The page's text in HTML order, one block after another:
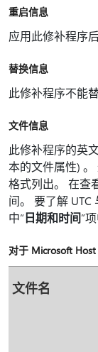
重启信息
应用此修补程序
替换信息
此修补程序不能
文件信息
此修补程序的英
本的文件属性) 。
格式列出。 在查
间。 要了解 UTC
中“日期和时间”
对于 Microsoft
文件名